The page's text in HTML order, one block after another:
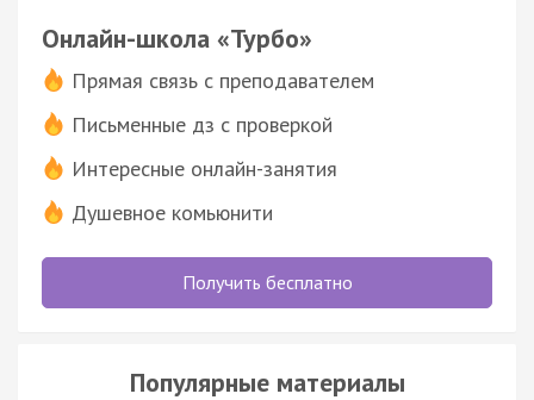
Онлайн-школа «Турбо»
Прямая связь с преподавателем
Письменные дз с проверкой
Интересные онлайн-занятия
Душевное комьюнити
Получить бесплатно
Популярные материалы